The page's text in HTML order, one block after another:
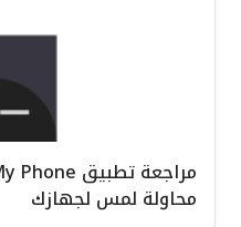
محاولة لمس لجهازك